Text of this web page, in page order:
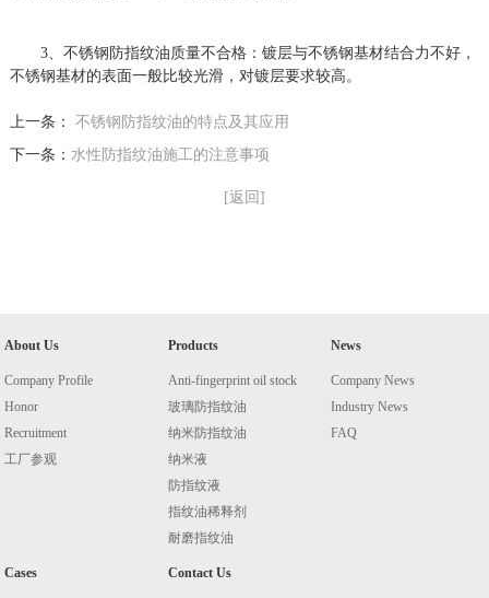
3、不锈钢防指纹油质量不合格：镀层与不锈钢基材结合力不好，
不锈钢基材的表面一般比较光滑，对镀层要求较高。
上一条： 不锈钢防指纹油的特点及其应用
下一条： 水性防指纹油施工的注意事项
[返回]
About Us
Company Profile
Honor
Recruitment
工厂参观
Products
Anti-fingerprint oil stock
玻璃防指纹油
纳米防指纹油
纳米液
防指纹液
指纹油稀释剂
耐磨指纹油
News
Company News
Industry News
FAQ
Cases Contact Us